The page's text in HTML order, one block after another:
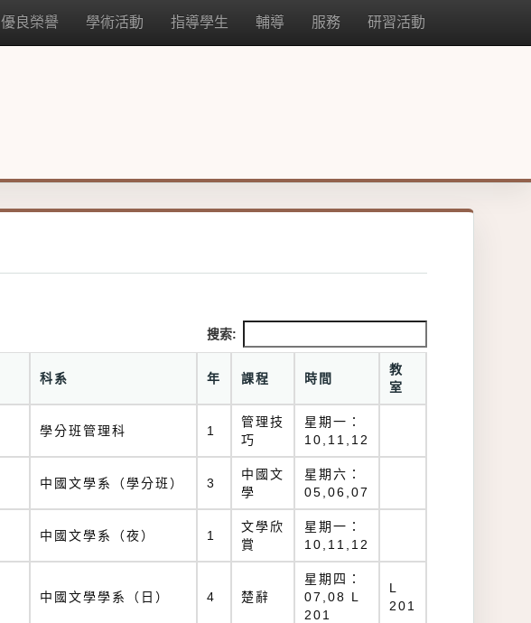
優良榮譽 學術活動 指導學生 輔導 服務 研習活動
搜索:
科系 年 課程 時間
教
室
學分班管理科 1
管理技
巧
星期一：
10,11,12
中國文學系（學分班） 3
中國文
學
星期六：
05,06,07
中國文學系（夜） 1
文學欣
賞
星期一：
10,11,12
中國文學學系（日） 4 楚辭
星期四：
07,08 L
201
L
201